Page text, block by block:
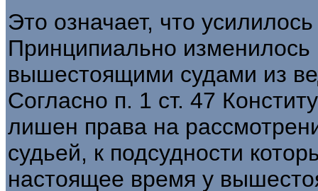
Это означает, что
Принципиально
вышестоящими судами из
Согласно п. 1 ст. 47
лишен права на
судьей, к подсудности
настоящее время у